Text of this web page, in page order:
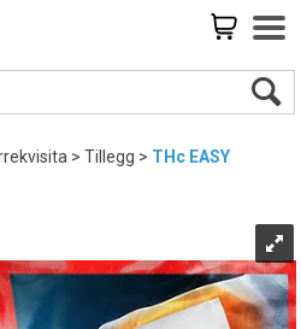
>Tillegg>THc EASY